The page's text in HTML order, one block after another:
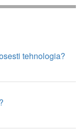
tehnologia?